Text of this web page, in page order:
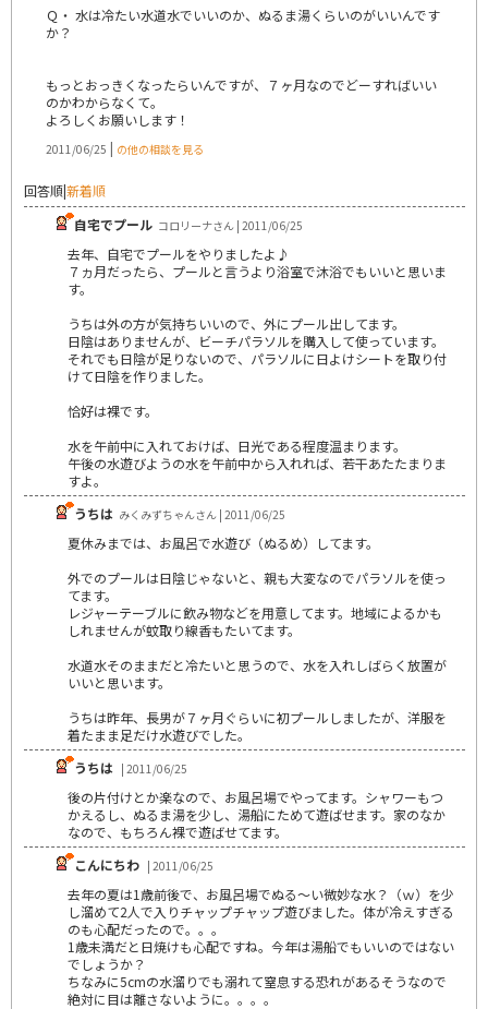
Ｑ・ 水は冷たい水道水でいいのか、ぬるま湯くらいのがいいんです
か？
もっとおっきくなったらいんですが、７ヶ月なのでどーすればいい
のかわからなくて。
よろしくお願いします！
2011/06/25 | の他の相談を見る
回答順|新着順
自宅でプール コロリーナさん | 2011/06/25
去年、自宅でプールをやりましたよ♪
７ヵ月だったら、プールと言うより浴室で沐浴でもいいと思いま
す。
うちは外の方が気持ちいいので、外にプール出してます。
日陰はありませんが、ビーチパラソルを購入して使っています。
それでも日陰が足りないので、パラソルに日よけシートを取り付
けて日陰を作りました。
恰好は裸です。
水を午前中に入れておけば、日光である程度温まります。
午後の水遊びようの水を午前中から入れれば、若干あたたまりま
すよ。
うちは みくみずちゃんさん | 2011/06/25
夏休みまでは、お風呂で水遊び（ぬるめ）してます。
外でのプールは日陰じゃないと、親も大変なのでパラソルを使っ
てます。
レジャーテーブルに飲み物などを用意してます。地域によるかも
しれませんが蚊取り線香もたいてます。
水道水そのままだと冷たいと思うので、水を入れしばらく放置が
いいと思います。
うちは昨年、長男が７ヶ月ぐらいに初プールしましたが、洋服を
着たまま足だけ水遊びでした。
うちは | 2011/06/25
後の片付けとか楽なので、お風呂場でやってます。シャワーもつ
かえるし、ぬるま湯を少し、湯船にためて遊ばせます。家のなか
なので、もちろん裸で遊ばせてます。
こんにちわ | 2011/06/25
去年の夏は1歳前後で、お風呂場でぬる～い微妙な水？（ｗ）を少
し溜めて2人で入りチャップチャップ遊びました。体が冷えすぎる
のも心配だったので。。。
1歳未満だと日焼けも心配ですね。今年は湯船でもいいのではない
でしょうか？
ちなみに5cmの水溜りでも溺れて窒息する恐れがあるそうなので
絶対に目は離さないように。。。。